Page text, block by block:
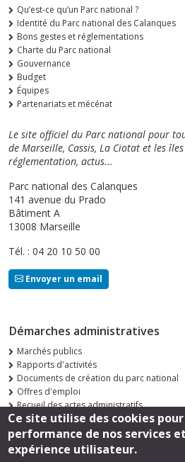
Qu’est-ce qu’un Parc national ?
Identité du Parc national des Calanques
Bons gestes et réglementations
Charte du Parc national
Gouvernance
Budget
Équipes
Partenariats et mécénat
Le site officiel du Parc national pour
de Marseille, Cassis, La Ciotat et les
réglementation, actus...
Parc national des Calanques
141 avenue du Prado
Bâtiment A
13008 Marseille
Tél. : 04 20 10 50 00
Envoyer un email
Démarches administratives
Marchés publics
Rapports d'activités
Documents de création du parc national
Offres d'emploi
Recueil des actes administratifs
Consultations publiques
Suivez-nous
Ce site utilise des cookies
performance de nos services
expérience utilisateur.